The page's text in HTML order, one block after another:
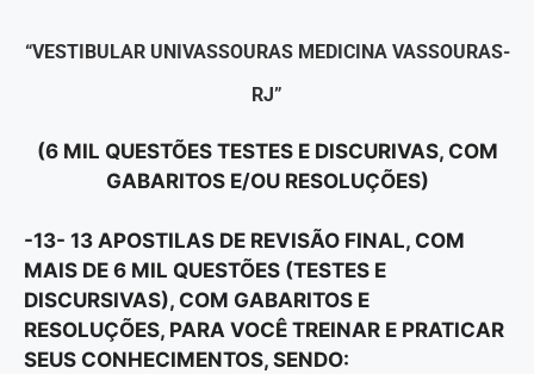
“VESTIBULAR UNIVASSOURAS MEDICINA VASSOURAS-
RJ”
(6 MIL QUESTÕES TESTES E DISCURIVAS, COM
GABARITOS E/OU RESOLUÇÕES)
-13- 13 APOSTILAS DE REVISÃO FINAL, COM
MAIS DE 6 MIL QUESTÕES (TESTES E
DISCURSIVAS), COM GABARITOS E
RESOLUÇÕES, PARA VOCÊ TREINAR E PRATICAR
SEUS CONHECIMENTOS, SENDO: